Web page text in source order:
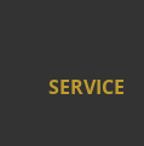
SERVICE